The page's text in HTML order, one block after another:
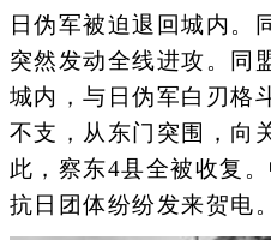
日伪军被迫退回城内。
突然发动全线进攻。同
城内，与日伪军白刃格
不支，从东门突围，向
此，察东4县全被收复
抗日团体纷纷发来贺电。